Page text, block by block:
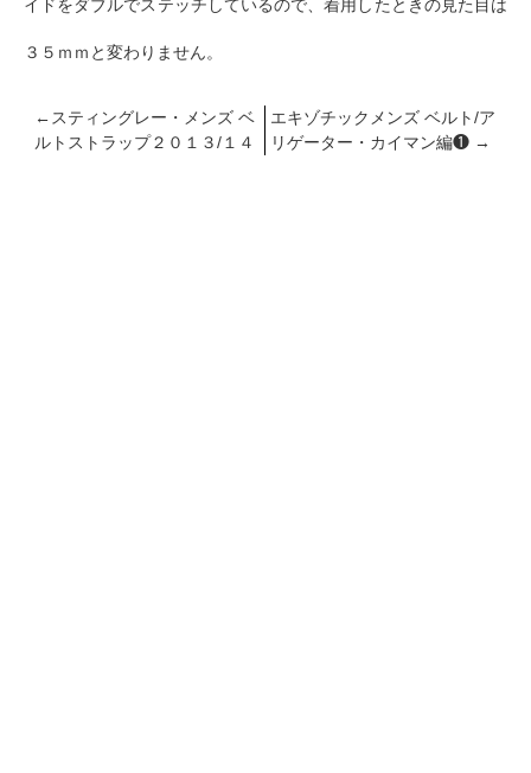
イドをダブルでステッチしているので、着用したときの見た目は
３５ｍｍと変わりません。
← スティングレー・メンズ ベ
ルトストラップ２０１３/１４
エキゾチックメンズ ベルト/ア
リゲーター・カイマン編❶ →